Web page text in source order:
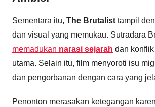
Sementara itu, The Brutalisttampil
dan visual yang memukau. Sutradara
memadukan narasi sejarah dan
utama. Selain itu, film menyoroti isu
dan pengorbanan dengan cara yang
Penonton merasakan ketegangan